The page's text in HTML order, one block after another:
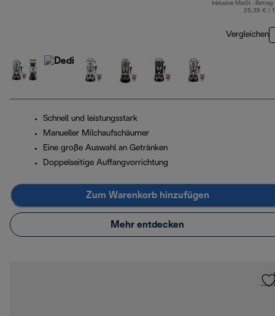
Inklusive MwSt.-Betrag
25,39 € (
Vergleichen
Schnell und leistungsstark
Manueller Milchaufschäumer
Eine große Auswahl an Getränken
Doppelseitige Auffangvorrichtung
Zum Warenkorb hinzufügen
Mehr entdecken